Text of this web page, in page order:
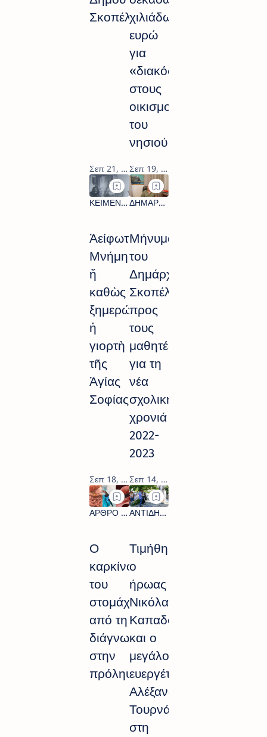
Σκοπέλουχιλιάδων
ευρώ
για
«διακόσμηση»
στους
οικισμούς
του
νησιού
Ἀείφωτος
Μνήμη
ἤ
καθὼς
ξημερώνει
ἡ
γιορτὴ
τῆς
Ἁγίας
Σοφίας
Μήνυμα
του
Δημάρχου
Σκοπέλου
προς
τους
μαθητές
για τη
νέα
σχολική
χρονιά
2022-
2023
Ο
καρκίνος
του
στομάχου:
από τη
διάγνωση
στην
πρόληψη
Τιμήθηκαν
ο
ήρωας
Νικόλαος
Καπαδούκας
και ο
μεγάλος
ευεργέτης
Αλέξανδρος
Τουρνάρης
στη